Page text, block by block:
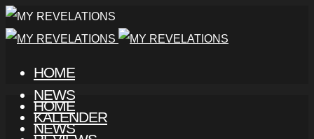
HOME
NEWS
KALENDER
HOME
NEWS